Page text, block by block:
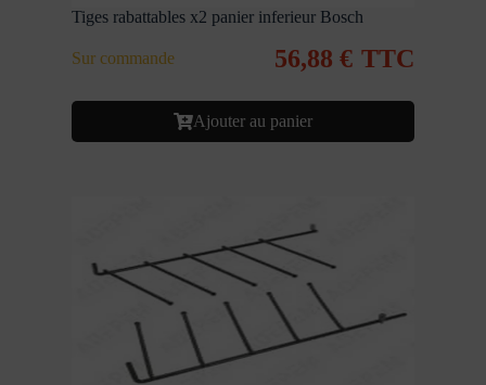
Tiges rabattables x2 panier inferieur Bosch
Sur commande 56,88 € TTC
Ajouter au panier